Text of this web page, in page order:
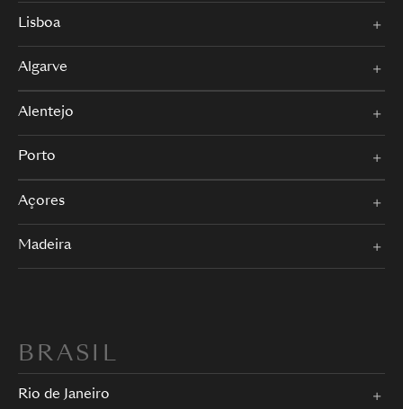
Lisboa
Algarve
Alentejo
Porto
Açores
Madeira
BRASIL
Rio de Janeiro